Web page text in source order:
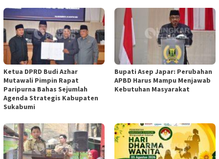
Ketua DPRD Budi Azhar
Mutawali Pimpin Rapat
Paripurna Bahas Sejumlah
Agenda Strategis Kabupaten
Sukabumi
Bupati Asep Japar: Perubahan
APBD Harus Mampu Menjawab
Kebutuhan Masyarakat